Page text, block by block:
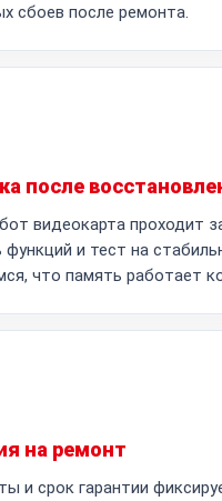
сбоев после ремонта.
после
видеокарта проходит
функций и тест на
что память работает
на ремонт
и срок гарантии